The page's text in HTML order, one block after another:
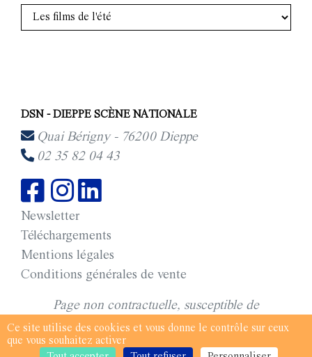
DSN - DIEPPE SCÈNE NATIONALE
Quai Bérigny - 76200 Dieppe
02 35 82 04 43
Newsletter
Téléchargements
Mentions légales
Conditions générales de vente
Page non contractuelle, susceptible de
modifications © saison 2025-2026 DSN - Dieppe
Scène Nationale.
Ce site utilise des cookies et vous donne le contrôle sur ceux
que vous souhaitez activer